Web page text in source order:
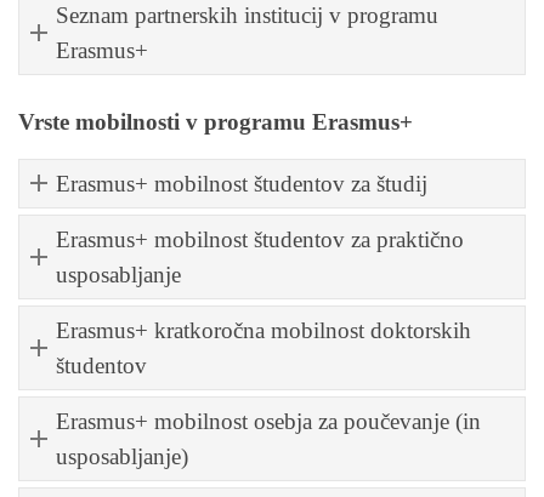
Seznam partnerskih institucij v programu
Erasmus+
Vrste mobilnosti v programu Erasmus+
Erasmus+ mobilnost študentov za študij
Erasmus+ mobilnost študentov za praktično
usposabljanje
Erasmus+ kratkoročna mobilnost doktorskih
študentov
Erasmus+ mobilnost osebja za poučevanje (in
usposabljanje)